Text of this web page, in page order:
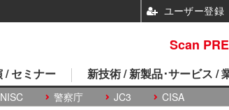
NISC 警察庁 JC3 CISA
/ セミナー 新技術 / 新製品･サービス /
Scan
ユーザー登録